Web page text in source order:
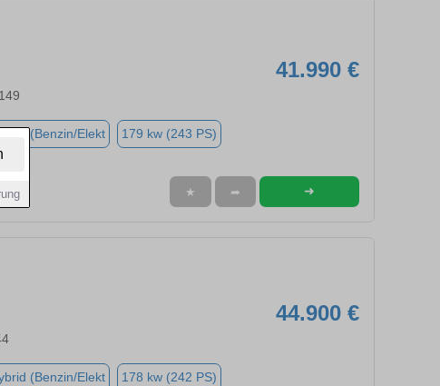
41.990 €
(Benzin/Elekt 179 kw (243 PS)
★ ➦ ➜
44.900 €
(Benzin/Elekt 178 kw (242 PS)